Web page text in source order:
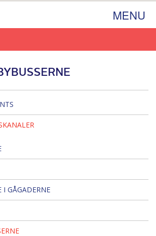
MENU
GÅGADERNE